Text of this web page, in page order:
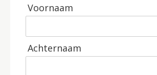
Voornaam
Achternaam